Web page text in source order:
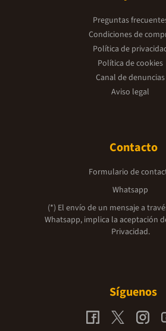
Preguntas
Condiciones de
Política de
Política de cookies
Canal de denuncias
Aviso legal
Contacto
Formulario de
Whatsapp
(*) El envío de un mensaje a
Whatsapp, implica la aceptación
Privacidad.
Síguenos